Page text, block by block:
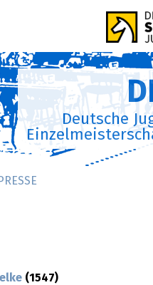
Deutsche
PRESSE
(1547)